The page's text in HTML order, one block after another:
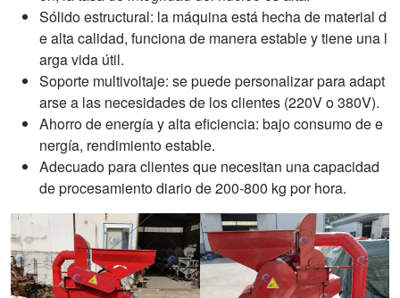
Sólido estructural: la máquina está hecha de material d
e alta calidad, funciona de manera estable y tiene una l
arga vida útil.
Soporte multivoltaje: se puede personalizar para adapt
arse a las necesidades de los clientes (220V o 380V).
Ahorro de energía y alta eficiencia: bajo consumo de e
nergía, rendimiento estable.
Adecuado para clientes que necesitan una capacidad
de procesamiento diario de 200-800 kg por hora.